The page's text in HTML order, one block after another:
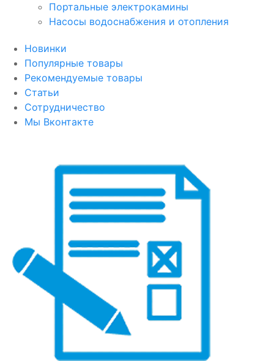
Портальные электрокамины
Насосы водоснабжения и отопления
Новинки
Популярные товары
Рекомендуемые товары
Статьи
Сотрудничество
Мы Вконтакте